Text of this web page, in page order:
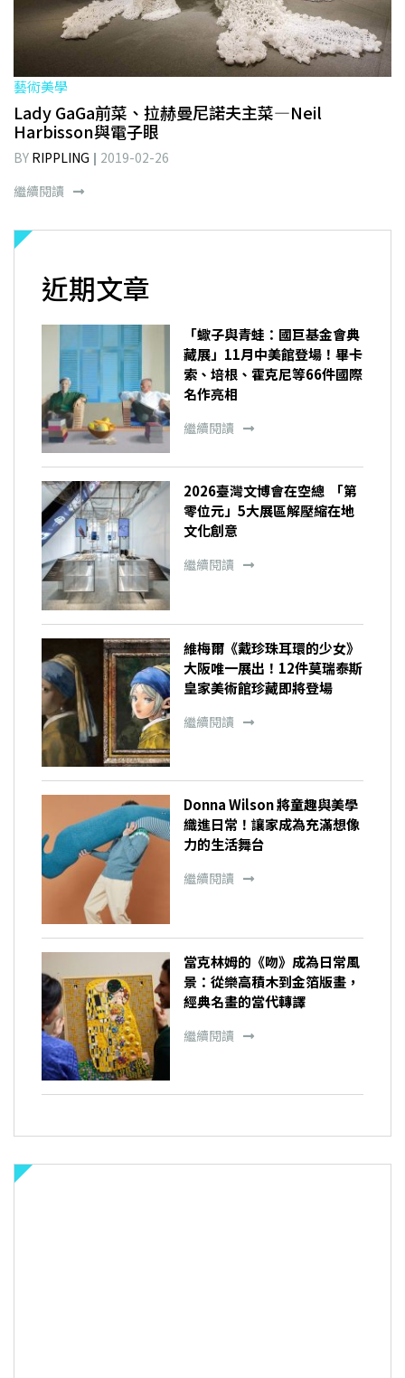
藝術美學
Lady GaGa前菜、拉赫曼尼諾夫主菜—Neil
Harbisson與電子眼
BY RIPPLING
2019-02-26
繼續閱讀
近期文章
「蠍子與青蛙：國巨基金會典
藏展」11月中美館登場！畢卡
索、培根、霍克尼等66件國際
名作亮相
繼續閱讀
2026臺灣文博會在空總 「第
零位元」5大展區解壓縮在地
文化創意
繼續閱讀
維梅爾《戴珍珠耳環的少女》
大阪唯一展出！12件莫瑞泰斯
皇家美術館珍藏即將登場
繼續閱讀
Donna Wilson 將童趣與美學
織進日常！讓家成為充滿想像
力的生活舞台
繼續閱讀
當克林姆的《吻》成為日常風
景：從樂高積木到金箔版畫，
經典名畫的當代轉譯
繼續閱讀